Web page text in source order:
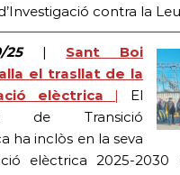
contra la
25| Sant Boi
el trasllat de la
elèctrica |
El
de Transició
ha inclòs en la seva
elèctrica 2025-